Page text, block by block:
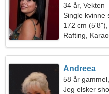
34 år, Vekten
Single kvinne
172 cm
Rafting,
Andreea
58 år
Jeg elsker